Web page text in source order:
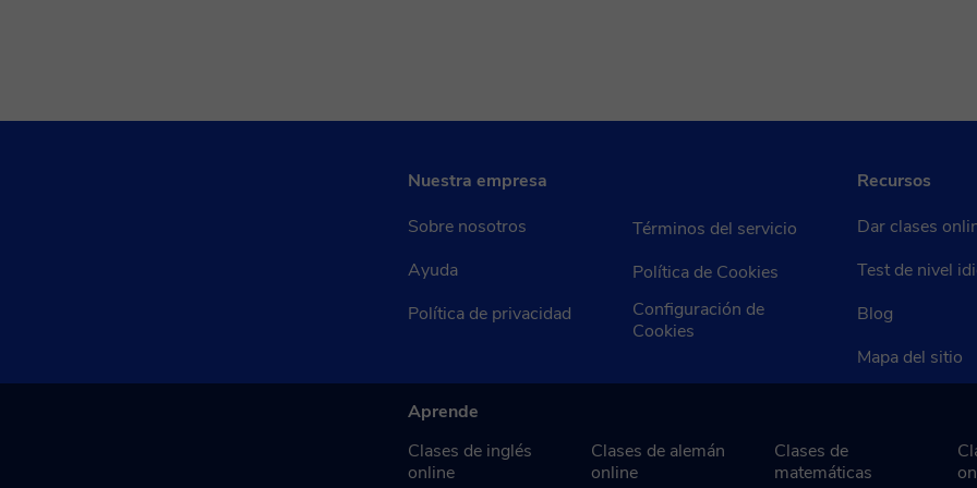
Nuestra empresa
Sobre nosotros
Ayuda
Política de privacidad
Términos del servicio
Política de Cookies
Configuración de
Cookies
Recursos
Dar clases
Test de nivel
Blog
Mapa del sitio
Aprende
Clases de inglés
online
Clases de alemán
online
Clases de
matemáticas